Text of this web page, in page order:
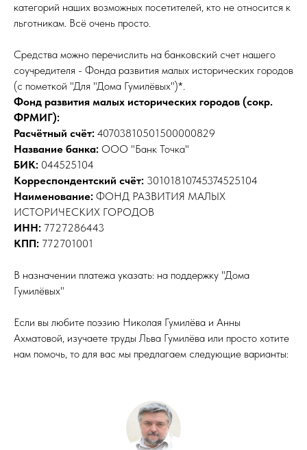
категорий наших возможных посетителей, кто не относится к
льготникам. Всё очень просто.
Средства можно перечислить на банковский счет нашего
соучредителя - Фонда развития малых исторических городов
(c пометкой "Для "Дома Гумилёвых")*.
Фонд развития малых исторических городов (сокр.
ФРМИГ):
Расчётный счёт: 40703810501500000829
Название банка: ООО "Банк Точка"
БИК: 044525104
Корреспондентский счёт: 30101810745374525104
Наименование: ФОНД РАЗВИТИЯ МАЛЫХ
ИСТОРИЧЕСКИХ ГОРОДОВ
ИНН: 7727286443
КПП: 772701001
В назначении платежа указать: на поддержку "Дома
Гумилёвых"
Если вы любите поэзию Николая Гумилёва и Анны
Ахматовой, изучаете труды Льва Гумилёва или просто хотите
нам помочь, то для вас мы предлагаем следующие варианты: